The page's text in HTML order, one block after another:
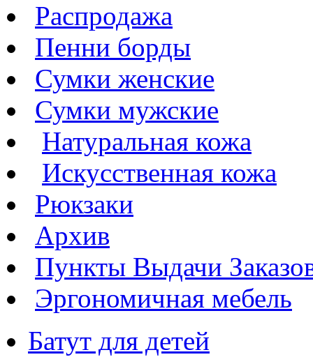
Распродажа
Пенни борды
Сумки женские
Сумки мужские
Натуральная кожа
Искусственная кожа
Рюкзаки
Архив
Пункты Выдачи
Эргономичная мебель
Батут для детей